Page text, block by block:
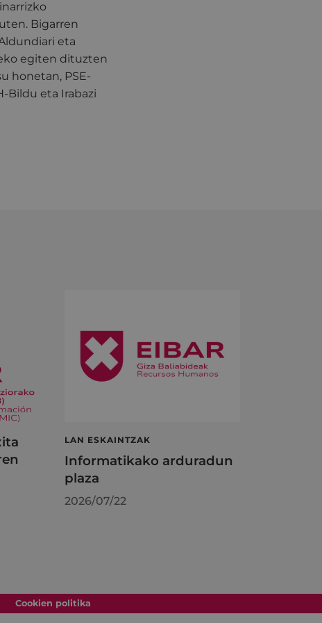
Bigarren
eta
egiten dituzten
honetan, PSE-
Bildu eta Irabazi
LAN ESKAINTZAK
Informatikako arduradun
plaza
2026/07/22
Cookien politika